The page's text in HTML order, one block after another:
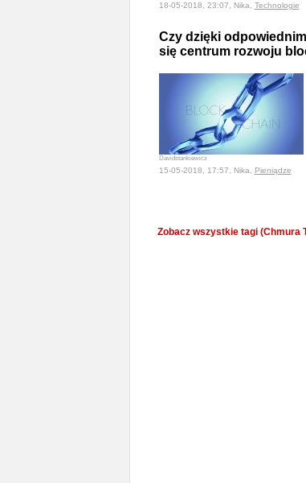
18-05-2018, 23:07, Nika, Technologie
Czy dzięki
się centrum rozwoju
Davidstankiewicz
15-05-2018, 17:57, Nika, Pieniądze
Zobacz wszystkie tagi (Chmura